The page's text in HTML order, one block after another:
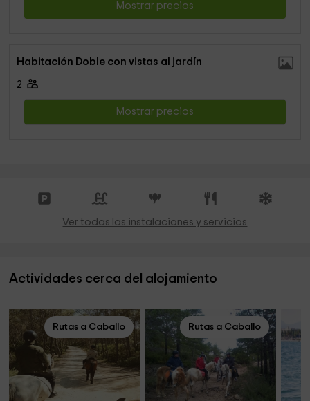
Mostrar precios
Habitación Doble con vistas al jardín
2
Mostrar precios
Ver todas las instalaciones y servicios
Actividades cerca del alojamiento
Rutas a Caballo Rutas a Caballo